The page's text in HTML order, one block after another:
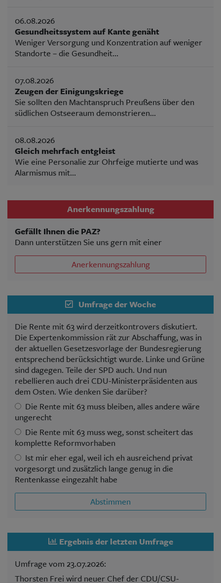
06.08.2026
Gesundheitssystem auf Kante genäht
Weniger Versorgung und Konzentration auf weniger
Standorte – die Gesundheit...
07.08.2026
Zeugen der Einigungskriege
Sie sollten den Machtanspruch Preußens über den
südlichen Ostseeraum demonstrieren...
08.08.2026
Gleich mehrfach entgleist
Wie eine Personalie zur Ohrfeige mutierte und was
Alarmismus mit...
Anerkennungszahlung
Gefällt Ihnen die PAZ?
Dann unterstützen Sie uns gern mit einer
Anerkennungszahlung
Umfrage der Woche
Die Rente mit 63 wird derzeitkontrovers diskutiert.
Die Expertenkommission rät zur Abschaffung, was in
der aktuellen Gesetzesvorlage der Bundesregierung
entsprechend berücksichtigt wurde. Linke und Grüne
sind dagegen. Teile der SPD auch. Und nun
rebellieren auch drei CDU-Ministerpräsidenten aus
dem Osten. Wie denken Sie darüber?
Die Rente mit 63 muss bleiben, alles andere wäre
ungerecht
Die Rente mit 63 muss weg, sonst scheitert das
komplette Reformvorhaben
Ist mir eher egal, weil ich eh ausreichend privat
vorgesorgt und zusätzlich lange genug in die
Rentenkasse eingezahlt habe
Abstimmen
Ergebnis der letzten Umfrage
Umfrage vom 23.07.2026:
Thorsten Frei wird neuer Chef der CDU/CSU-